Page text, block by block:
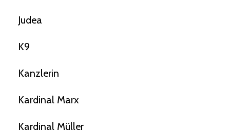
Judea
K9
Kanzlerin
Kardinal Marx
Kardinal Müller